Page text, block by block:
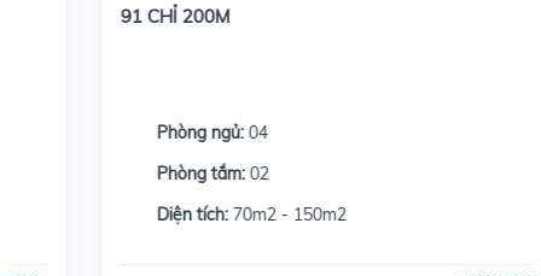
91 CHỈ 200M
Phòng ngủ:04
Phòng tắm:02
70m2 - 150m2